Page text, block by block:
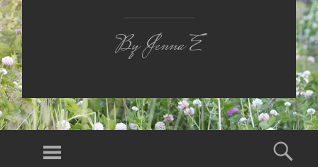
By Jenna E
Valikko